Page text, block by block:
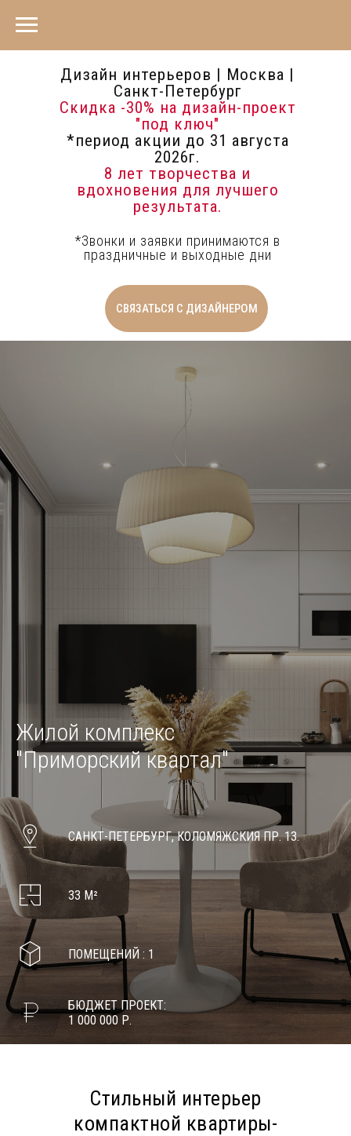
СВЯЗАТЬСЯ С ДИЗАЙНЕРОМ
*Звонки и заявки принимаются в
праздничные и выходные дни
Дизайн интерьеров | Москва |
Санкт-Петербург
Скидка -30% на дизайн-проект
"под ключ"
*период акции до 31 августа
2026г.
8 лет творчества и
вдохновения для лучшего
результата.
Жилой комплекс
"Приморский квартал"
САНКТ-ПЕТЕРБУРГ, КОЛОМЯЖСКИЯ ПР. 13.
33 М²
ПОМЕЩЕНИЙ : 1
БЮДЖЕТ ПРОЕКТ:
1 000 000 Р.
Стильный интерьер
компактной квартиры-